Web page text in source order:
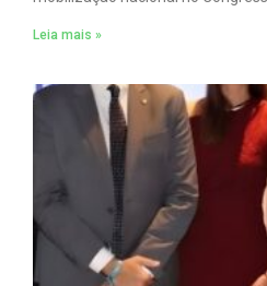
Leia mais »